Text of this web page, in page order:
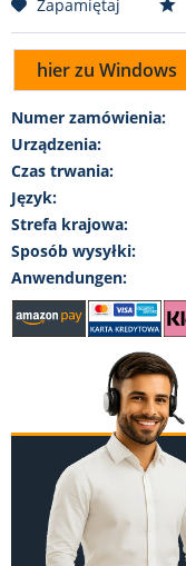
Zapamiętaj
hier zu Windows
Numer zamówienia:
Urządzenia:
Czas trwania:
Język:
Strefa krajowa:
Sposób wysyłki:
Anwendungen: